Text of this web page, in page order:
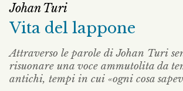
Johan Turi
Vita del lappone
Attraverso le parole di Johan Turi
risuonare una voce ammutolita da
antichi, tempi in cui «ogni cosa